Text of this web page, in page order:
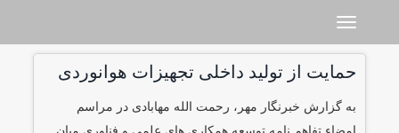
Toggle navigation
حمایت از تولید داخلی تجهیزات هوانوردی
به گزارش خبرنگار مهر، رحمت الله مهابادی در مراسم